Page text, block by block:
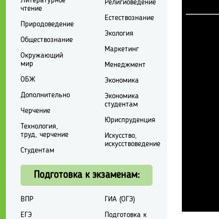
чтение
Природоведение
Обществознание
Окружающий
мир
ОБЖ
Дополнительно
Черчение
Технология,
труд, черчение
Студентам
Религиоведение
Естествознание
Экология
Маркетинг
Менеджмент
Экономика
Экономика
студентам
Юриспруденция
Искусство,
искусствоведение
Подготовка к экзаменам:
ВПР
ЕГЭ
ГИА (ОГЭ)
Подготовка к